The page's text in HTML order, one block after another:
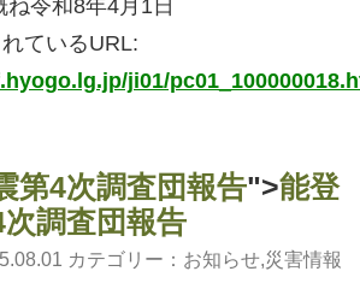
令和8年4月1日
ているURL:
ji01/
第4次調査団報告">能登
調査団報告
カテゴリー： お知らせ,災害情報